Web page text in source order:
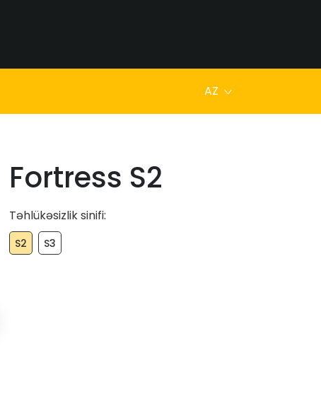
AZ
Fortress S2
Təhlükəsizlik sinifi:
S2 S3